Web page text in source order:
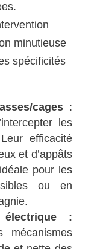
minutieuse
spécificités
cages:
les
efficacité
et d’appâts
pour les
ou en
électrique :